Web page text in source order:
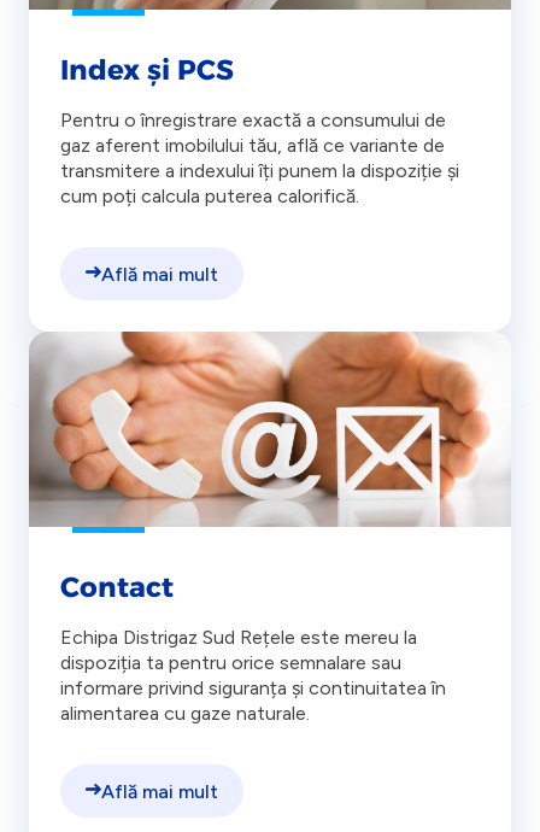
Index și PCS
Pentru o înregistrare exactă a consumului de
gaz aferent imobilului tău, află ce variante de
transmitere a indexului îți punem la dispoziție și
cum poți calcula puterea calorifică.
Află mai mult
Contact
Echipa Distrigaz Sud Rețele este mereu la
dispoziția ta pentru orice semnalare sau
informare privind siguranța și continuitatea în
alimentarea cu gaze naturale.
Află mai mult